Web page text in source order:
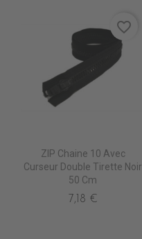
ZIP Chaine 10 Avec
Curseur Double Tirette Noir
50 Cm
7,18 €
favorite_border